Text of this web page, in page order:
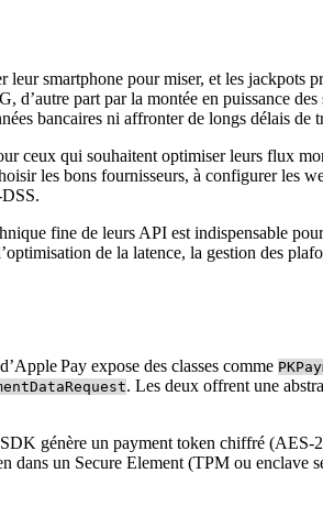
smartphone pour miser, et les jackpots
d’autre part par la montée en puissance
bancaires ni affronter de longs délais de
ceux qui souhaitent optimiser leurs flux
les bons fournisseurs, à configurer les
fine de leurs API est indispensable
de la latence, la gestion des
Pay expose des classes comme
. Les deux offrent une
génère un payment token chiffré
un Secure Element (TPM ou enclave